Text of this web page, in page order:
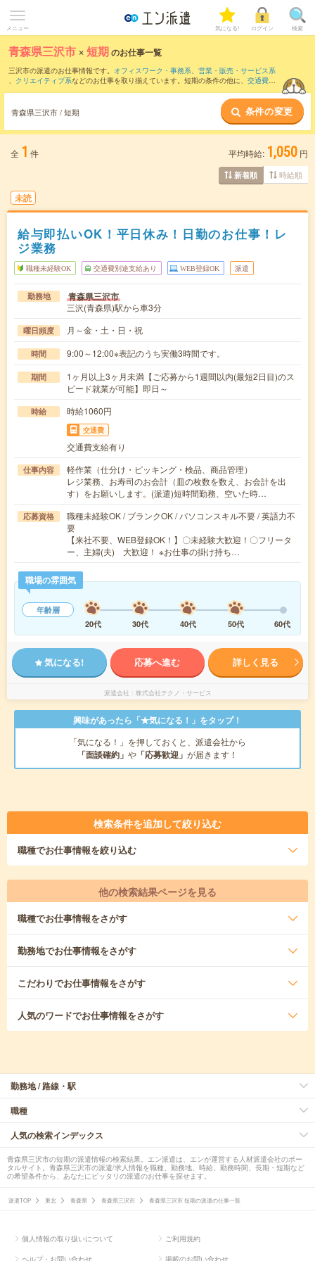
メニュー 気になる! ログイン 検索
青森県三沢市 ×短期のお仕事一覧
三沢市の派遣のお仕事情報です。 オフィスワーク・事務系、 営業・販売・サービス系
、 クリエイティブ系などのお仕事を取り揃えています。短期の条件の他に、 交通費別
青森県三沢市 / 短期 条件の変更
全 1 件 平均時給: 1,050 円
新着順 時給順
未読
給与即払いOK！平日休み！日勤のお仕事！レ
ジ業務
職種未経験OK 交通費別途支給あり WEB登録OK 派遣
勤務地 青森県三沢市
三沢(青森県)駅から車3分
曜日頻度 月～金・土・日・祝
時間 9:00～12:00※表記のうち実働3時間です。
期間
1ヶ月以上3ヶ月未満【ご応募から1週間以内(最短2日目)のス
ピード就業が可能】即日～
時給 時給1060円
交通費
交通費支給有り
仕事内容
軽作業（仕分け・ピッキング・検品、商品管理）
レジ業務、お寿司のお会計（皿の枚数を数え、お会計を出
す）をお願いします。(派遣)短時間勤務、空いた時…
応募資格
職種未経験OK / ブランクOK / パソコンスキル不要 / 英語力不
要
【来社不要、WEB登録OK！】〇未経験大歓迎！〇フリータ
ー、主婦(夫) 大歓迎！ ※お仕事の掛け持ち…
職場の雰囲気
年齢層
20代
30代 40代 50代 60代
気になる! 応募へ進む 詳しく見る
派遣会社 株式会社テクノ・サービス
興味があったら「★気になる！」をタップ！
「気になる！」を押しておくと、派遣会社から
「面談確約」 や 「応募歓迎」 が届きます！
検索条件を追加して絞り込む
職種でお仕事情報を絞り込む
他の検索結果ページを見る
職種でお仕事情報をさがす
勤務地でお仕事情報をさがす
こだわりでお仕事情報をさがす
人気のワードでお仕事情報をさがす
勤務地 / 路線・駅
職種
人気の検索インデックス
青森県三沢市の短期の派遣情報の検索結果。エン派遣は、エンが運営する人材派遣会社のポー
タルサイト。青森県三沢市の派遣/求人情報を職種、勤務地、時給、勤務時間、長期・短期など
の希望条件から、あなたにピッタリの派遣のお仕事を探せます。
派遣TOP 東北 青森県 青森県三沢市 青森県三沢市 短期の派遣の仕事一覧
個人情報の取り扱いについて ご利用規約
ヘルプ・お問い合わせ 掲載のお問い合わせ